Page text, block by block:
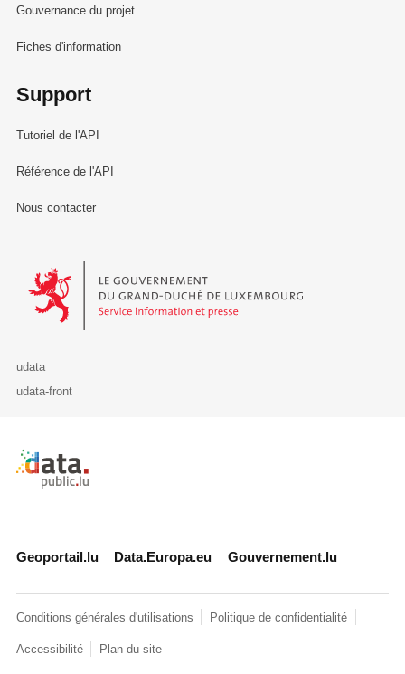
Gouvernance du projet
Fiches d'information
Support
Tutoriel de l'API
Référence de l'API
Nous contacter
Le Gouvernement du Grand-Duché de Luxembourg - Service
udata
udata-front
Retour à l'accueil de data.public.lu
Geoportail.lu Data.Europa.eu Gouvernement.lu
Conditions générales d'utilisations Politique de confidentialité
Accessibilité Plan du site